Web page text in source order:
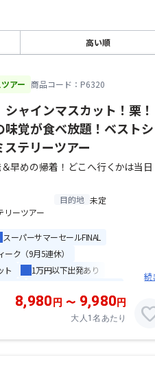
高い順
アー 商品コード：P6320
シャインマスカット！栗！
味覚が食べ放題！ベストシ
ステリーツアー
早めの帰着！どこへ行くかは当日
目的地 未定
リーツアー
スーパーサマーセールFINAL
ーク（9月5連休）
ト
1万円以下出発あり
ルメ
ミステリーツアー
続
8,980円 〜 9,980円
大人1名あたり